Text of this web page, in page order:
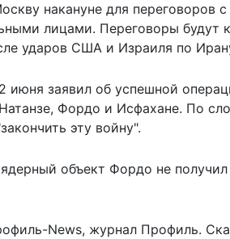
накануне для переговоров
лицами. Переговоры будут
ударов США и Израиля по
июня заявил об успешной
Фордо и Исфахане. По
эту войну".
объект Фордо не
News, журнал Профиль.